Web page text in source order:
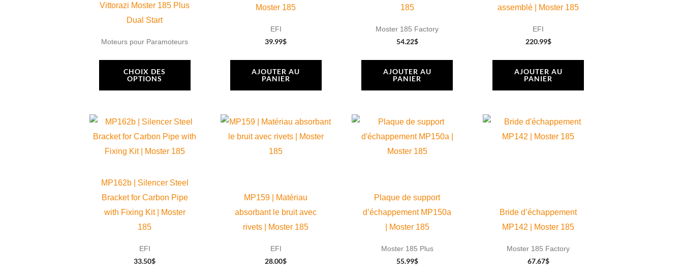
Vittorazi Moster 185 Plus
Dual Start
Moteurs pour Paramoteurs
CHOIX DES
OPTIONS
Les
options
sur
la
du
produit
Moster 185
EFI
39.99$
AJOUTER AU
PANIER
185
Moster 185 Factory
54.22$
AJOUTER AU
PANIER
assemblé | Moster 185
EFI
220.99$
AJOUTER AU
PANIER
MP162b | Silencer Steel
Bracket for Carbon Pipe
with Fixing Kit | Moster
185
EFI
33.50$
MP159 | Matériau
absorbant le bruit avec
rivets | Moster 185
EFI
28.00$
Plaque de support
d’échappement MP150a
| Moster 185
Moster 185 Plus
55.99$
Bride d’échappement
MP142 | Moster 185
Moster 185 Factory
67.67$